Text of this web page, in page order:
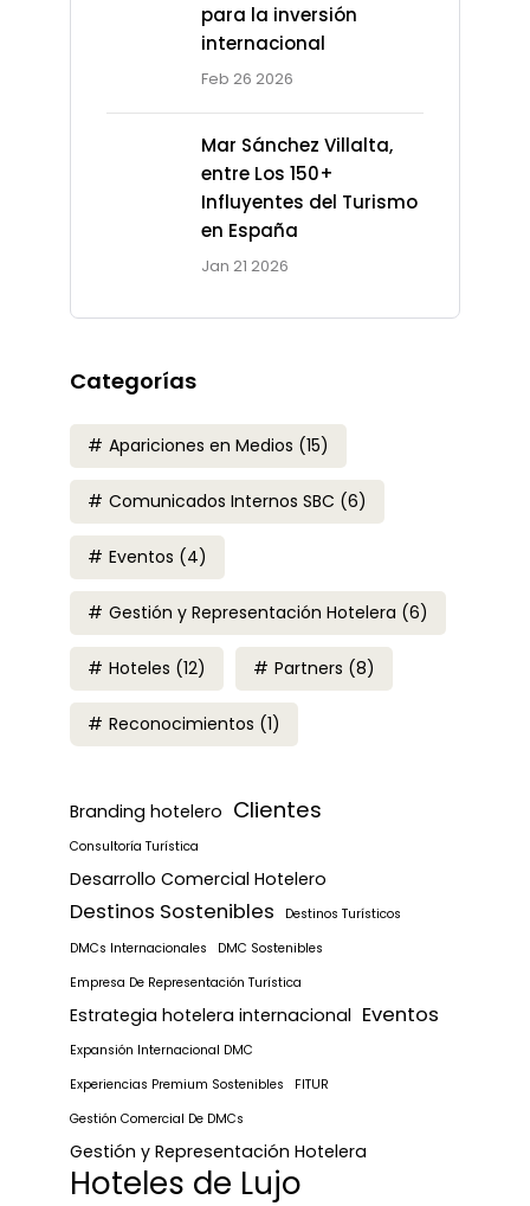
para la inversión
internacional
Feb 26 2026
Mar Sánchez Villalta,
entre Los 150+
Influyentes del Turismo
en España
Jan 21 2026
Categorías
Apariciones en Medios (15)
Comunicados Internos SBC (6)
Eventos (4)
Gestión y Representación Hotelera (6)
Hoteles (12) Partners (8)
Reconocimientos (1)
Branding hotelero Clientes
Consultoría Turística
Desarrollo Comercial Hotelero
Destinos Sostenibles
Destinos Turísticos
DMCs Internacionales
DMC Sostenibles
Empresa De Representación Turística
Estrategia hotelera internacional Eventos
Expansión Internacional DMC
Experiencias Premium Sostenibles
FITUR
Gestión Comercial De DMCs
Gestión y Representación Hotelera
Hoteles de Lujo